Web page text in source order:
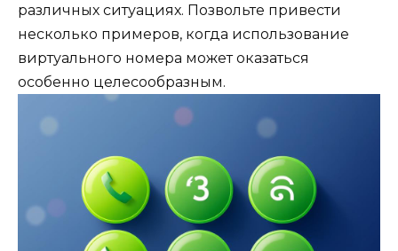
различных ситуациях. Позвольте привести
несколько примеров, когда использование
виртуального номера может оказаться
особенно целесообразным.